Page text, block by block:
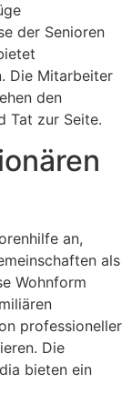
der Senioren
Die Mitarbeiter
den
Tat zur Seite.
an,
als
Wohnform
professioneller
Die
bieten ein